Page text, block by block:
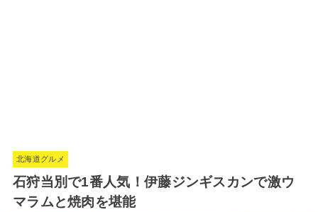
北海道グルメ
石狩当別で1番人気！伊藤ジンギスカンで激ウ
マラムと焼肉を堪能